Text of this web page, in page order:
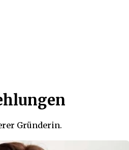
Gründerin.